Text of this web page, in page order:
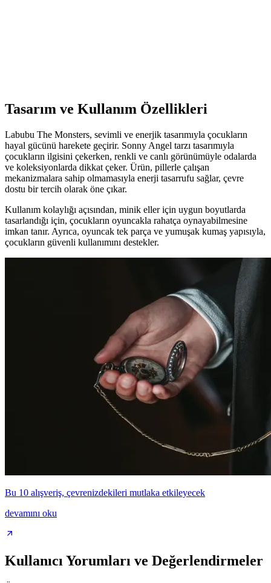
Tasarım ve Kullanım Özellikleri
Labubu The Monsters, sevimli ve enerjik tasarımıyla çocukların
hayal gücünü harekete geçirir. Sonny Angel tarzı tasarımıyla
çocukların ilgisini çekerken, renkli ve canlı görünümüyle odalarda
ve koleksiyonlarda dikkat çeker. Ürün, pillerle çalışan
mekanizmalara sahip olmamasıyla enerji tasarrufu sağlar, çevre
dostu bir tercih olarak öne çıkar.
Kullanım kolaylığı açısından, minik eller için uygun boyutlarda
tasarlandığı için, çocukların oyuncakla rahatça oynayabilmesine
imkan tanır. Ayrıca, oyuncak tek parça ve yumuşak kumaş yapısıyla,
çocukların güvenli kullanımını destekler.
Bu 10 alışveriş, çevrenizdekileri mutlaka etkileyecek
devamını oku
Kullanıcı Yorumları ve Değerlendirmeler